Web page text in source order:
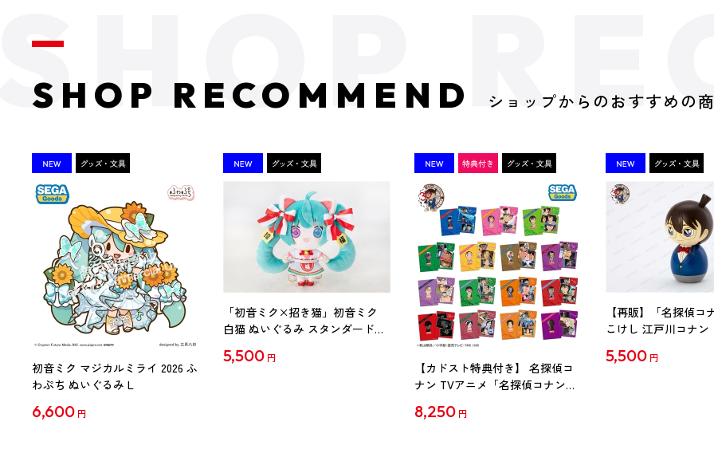
SHOP RECOMMEND ショップからのおすすめの
初音ミク マジカルミライ 2026 ふ
わぷち ぬいぐるみ L
6,600 円
「初音ミク×招き猫」初音ミク
白猫 ぬいぐるみ スタンダード
5,500 円
【カドスト特典付き】 名探偵コ
ナン TVアニメ「名探偵コナン」
【1BOX】
8,250 円
【再販】「名探偵コ
こけし 江戸川コナン
5,500 円